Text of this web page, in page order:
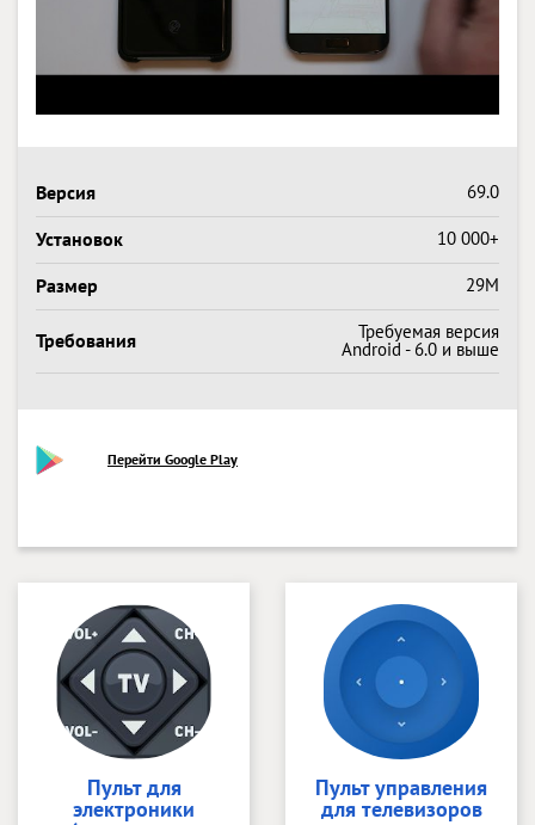
Версия 69.0
Установок 10 000+
Размер 29M
Требования Требуемая версия
Android - 6.0 и выше
Перейти Google Play
Пульт для
электроники
Пульт управления
для телевизоров